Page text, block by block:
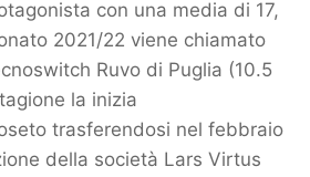
con una media di 17,
2021/22 viene chiamato
Ruvo di Puglia (10.5
la inizia
trasferendosi nel febbraio
della società Lars Virtus